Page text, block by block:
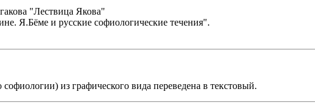
"Лествица Якова"
Я.Бёме и русские софиологические течения".
из графического вида переведена в текстовый.